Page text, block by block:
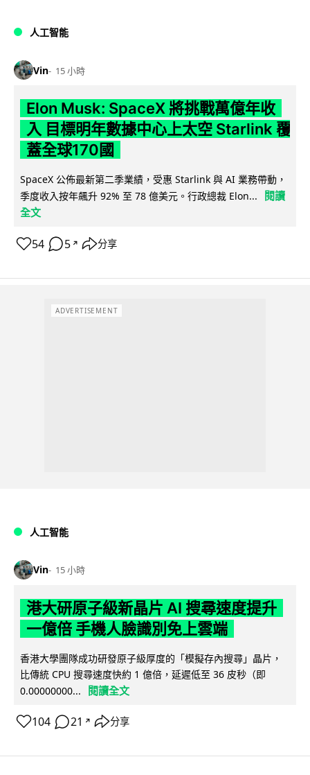
人工智能
Vin 15 小時
Elon Musk: SpaceX 將挑戰萬億年收
入 目標明年數據中心上太空 Starlink 覆
蓋全球170國
SpaceX 公佈最新第二季業績，受惠 Starlink 與 AI 業務帶動，
季度收入按年飆升 92% 至 78 億美元。行政總裁 Elon...
閱讀
全文
54 5 ↗ 分享
ADVERTISEMENT
人工智能
Vin 15 小時
港大研原子級新晶片 AI 搜尋速度提升
一億倍 手機人臉識別免上雲端
香港大學團隊成功研發原子級厚度的「模擬存內搜尋」晶片，
比傳統 CPU 搜尋速度快約 1 億倍，延遲低至 36 皮秒（即
0.00000000...
閱讀全文
104 21 ↗ 分享